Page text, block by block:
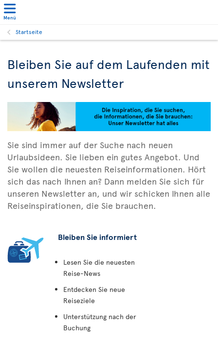
Menü
Startseite
Bleiben Sie auf dem Laufenden mit
unserem Newsletter
Sie sind immer auf der Suche nach neuen
Urlaubsideen. Sie lieben ein gutes Angebot. Und
Sie wollen die neuesten Reiseinformationen. Hört
sich das nach Ihnen an? Dann melden Sie sich für
unseren Newsletter an, und wir schicken Ihnen alle
Reiseinspirationen, die Sie brauchen.
Bleiben Sie informiert
Lesen Sie die neuesten
Reise-News
Entdecken Sie neue
Reiseziele
Unterstützung nach der
Buchung